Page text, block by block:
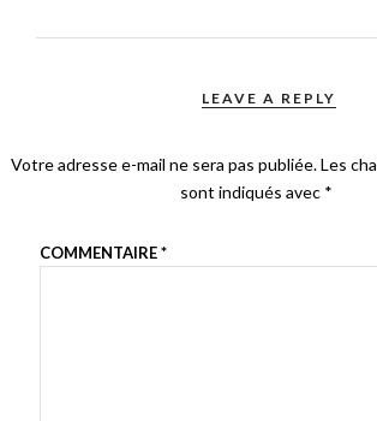
LEAVE A REPLY
Votre adresse e-mail ne sera pas publiée.Les
sont indiqués avec *
COMMENTAIRE*